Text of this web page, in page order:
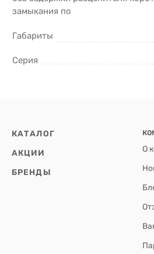
замыкания по
Габариты
Серия
КАТАЛОГ
АКЦИИ
БРЕНДЫ
О